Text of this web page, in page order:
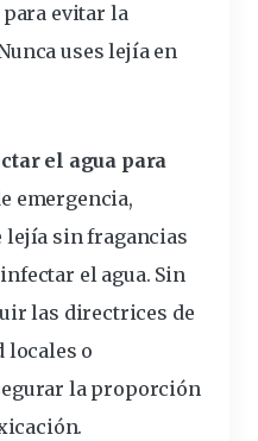
para evitar la
uses lejía en
el agua para
emergencia,
lejía sin fragancias
el agua. Sin
las directrices de
locales o
la proporción